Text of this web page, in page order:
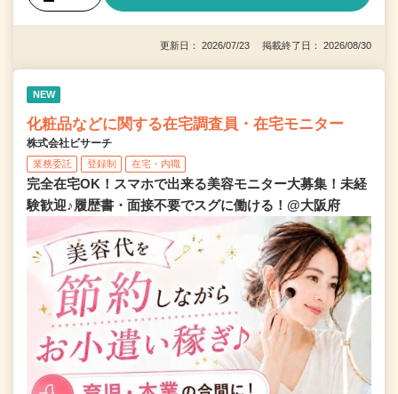
更新日： 2026/07/23 掲載終了日： 2026/08/30
NEW
化粧品などに関する在宅調査員・在宅モニター
株式会社ビサーチ
業務委託 登録制 在宅・内職
完全在宅OK！スマホで出来る美容モニター大募集！未経
験歓迎♪履歴書・面接不要でスグに働ける！@大阪府